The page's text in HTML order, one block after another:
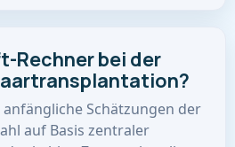
Rechner bei der
Schätzungen der
auf Basis zentraler